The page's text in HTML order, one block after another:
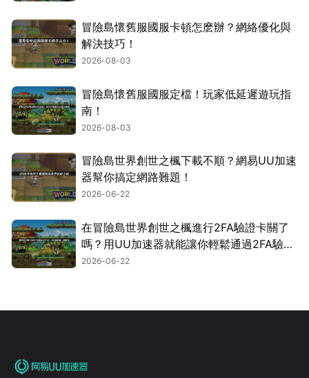
冒險島懷舊服國服卡頓怎麽辦？網絡優化與
解決技巧！
2026-08-03
冒險島懷舊服國服定檔！玩家低延遲遊玩指
南！
2026-08-03
冒險島世界創世之楓下載不順？網易UU加速
器幫你搞定網路難題！
2026-06-22
在冒險島世界創世之楓進行2FA驗證卡關了
嗎？用UU加速器就能讓你輕鬆通過2FA驗
證！
2026-06-22